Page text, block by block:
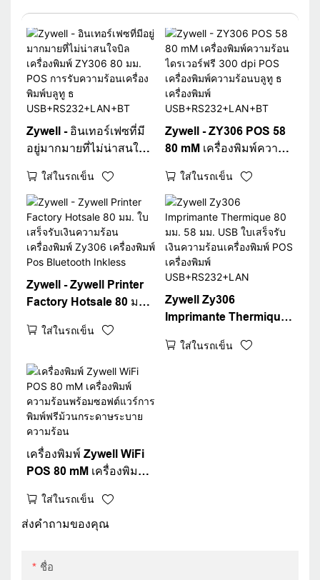
Zywell - อินเทอร์เฟซที่มี
อยู่มากมายที่ไม่น่าสนใจ
มม. POS การรับความ
ร้อนเครื่องพิมพ์บลูทู ธ
USB+RS232+LAN+BT
ใส่ในรถเข็น
Zywell - ZY306 POS 58
80 mM เครื่องพิมพ์ความ
POS เครื่องพิมพ์ความ
ร้อนบลูทู ธ เครื่องพิมพ์
USB+RS232+LAN+BT
ใส่ในรถเข็น
Zywell - Zywell Printer
Factory Hotsale 80 มม.
เครื่องพิมพ์ Zy306
Bluetooth Inkless
ใส่ในรถเข็น
Zywell Zy306
Imprimante Thermique
เสร็จรับเงินความร้อน
ใส่ในรถเข็น
เครื่องพิมพ์ Zywell WiFi
POS 80 mM เครื่องพิมพ์
ซอฟต์แวร์การพิมพ์ฟรี
ม้วนกระดาษระบายความ
ใส่ในรถเข็น
ส่งคำถามของคุณ
ชื่อ